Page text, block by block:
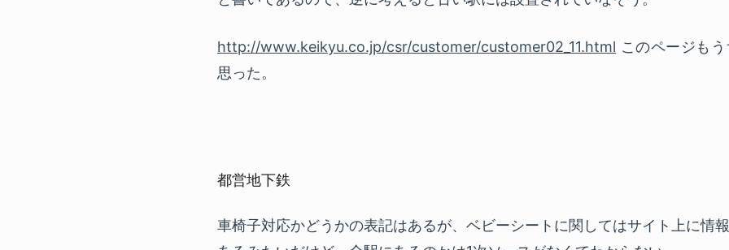
http://www.keikyu.co.jp/csr/customer/customer02_11.html このページも
思った。
都営地下鉄
車椅子対応かどうかの表記はあるが、ベビーシートに関してはサイト上に情